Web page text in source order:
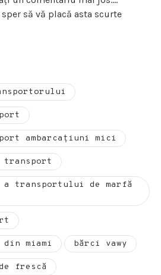
să vă placă asta scurte
ambarcațiuni mici
transport
a transportului de marfă
miami bărci vawy
frescă